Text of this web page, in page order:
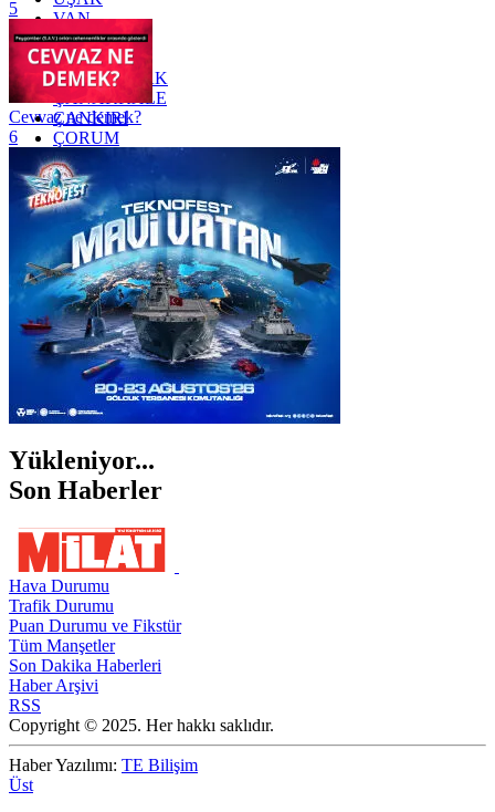
VAN
YALOVA
YOZGAT
ZONGULDAK
ÇANAKKALE
ÇANKIRI
ÇORUM
İSTANBUL
İZMİR
ŞANLIURFA
ŞIRNAK
5
Cevvaz ne demek?
6
Yükleniyor...
Son Haberler
Hava Durumu
Trafik Durumu
Puan Durumu ve Fikstür
Tüm Manşetler
Son Dakika Haberleri
Haber Arşivi
RSS
Copyright © 2025. Her hakkı saklıdır.
Haber Yazılımı: TE Bilişim
Üst